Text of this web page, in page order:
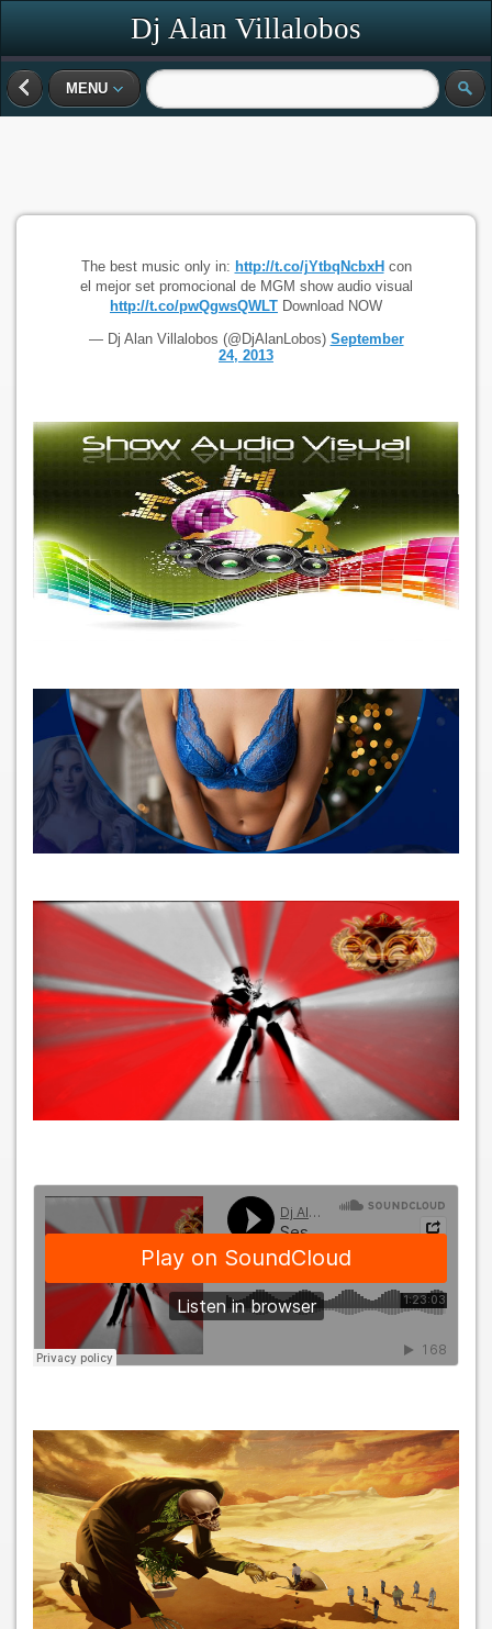
Dj Alan Villalobos
MENU
The best music only in: http://t.co/jYtbqNcbxH con
el mejor set promocional de MGM show audio visual
http://t.co/pwQgwsQWLT Download NOW
— Dj Alan Villalobos (@DjAlanLobos) September
24, 2013